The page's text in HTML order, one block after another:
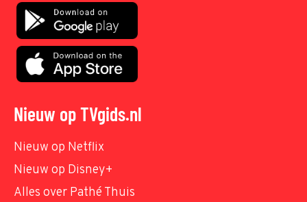
Nieuw op TVgids.nl
Nieuw op Netflix
Nieuw op Disney+
Alles over Pathé Thuis